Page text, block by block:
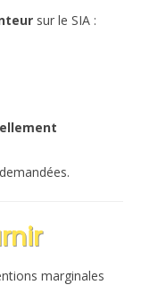
sur le SIA :
marginales